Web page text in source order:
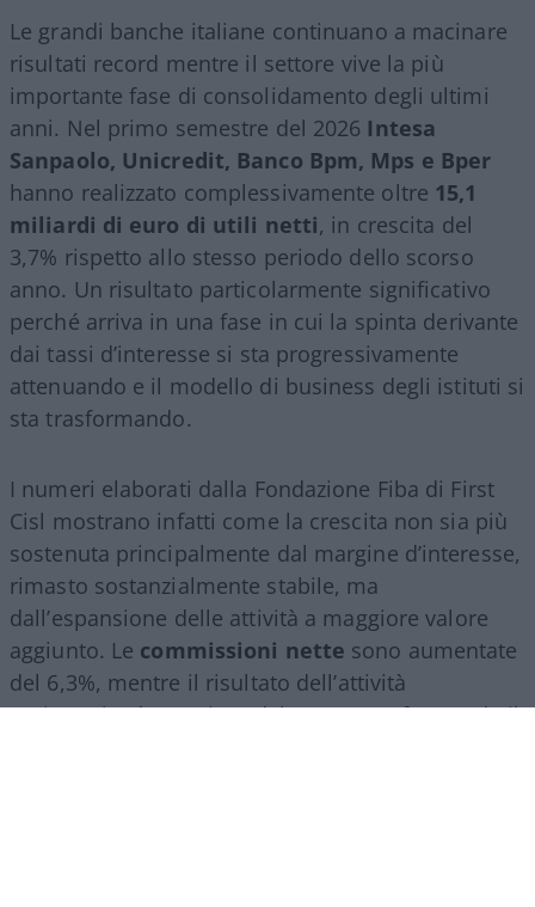
Le grandi banche italiane continuano a macinare
risultati record mentre il settore vive la più
importante fase di consolidamento degli ultimi
anni. Nel primo semestre del 2026 Intesa
Sanpaolo, Unicredit, Banco Bpm, Mps e Bper
hanno realizzato complessivamente oltre 15,1
miliardi di euro di utili netti, in crescita del
3,7% rispetto allo stesso periodo dello scorso
anno. Un risultato particolarmente significativo
perché arriva in una fase in cui la spinta derivante
dai tassi d’interesse si sta progressivamente
attenuando e il modello di business degli istituti si
sta trasformando.
I numeri elaborati dalla Fondazione Fiba di First
Cisl mostrano infatti come la crescita non sia più
sostenuta principalmente dal margine d’interesse,
rimasto sostanzialmente stabile, ma
dall’espansione delle attività a maggiore valore
aggiunto. Le commissioni nette sono aumentate
del 6,3%, mentre il risultato dell’attività
assicurativa è cresciuto del 24,2%, confermando il